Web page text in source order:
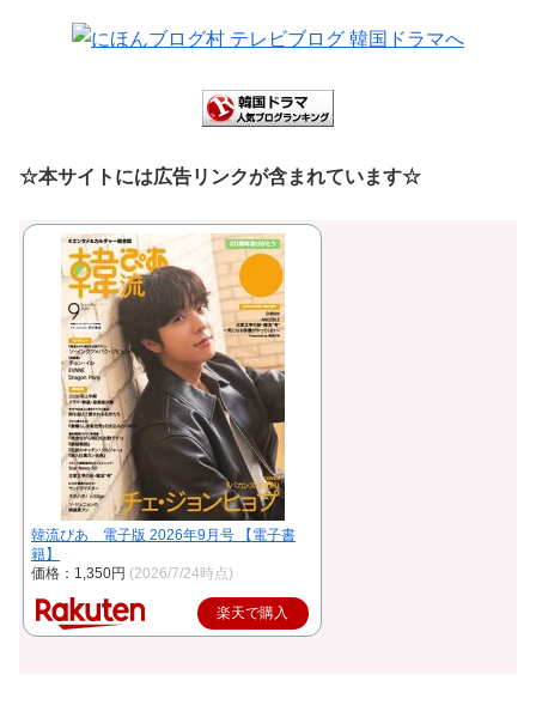
☆本サイトには広告リンクが含まれています☆
韓流ぴあ 電子版 2026年9月号 【電子書
籍】
価格：1,350円 (2026/7/24時点)
楽天で購入